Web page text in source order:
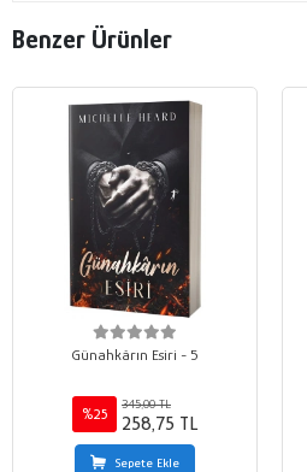
Benzer Ürünler
Günahkârın Esiri - 5
%25
345,00 TL
258,75 TL
Sepete Ekle